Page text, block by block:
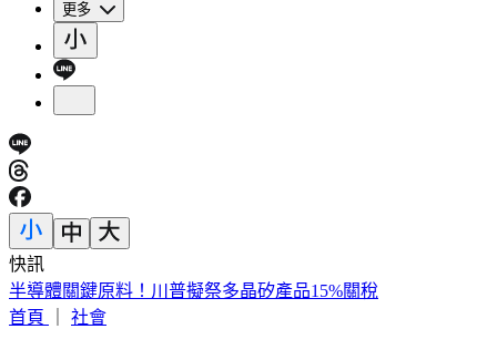
更多
快訊
美股反彈藏隱憂？專家示警「恐重演1987年崩盤慘況」
首頁
社會